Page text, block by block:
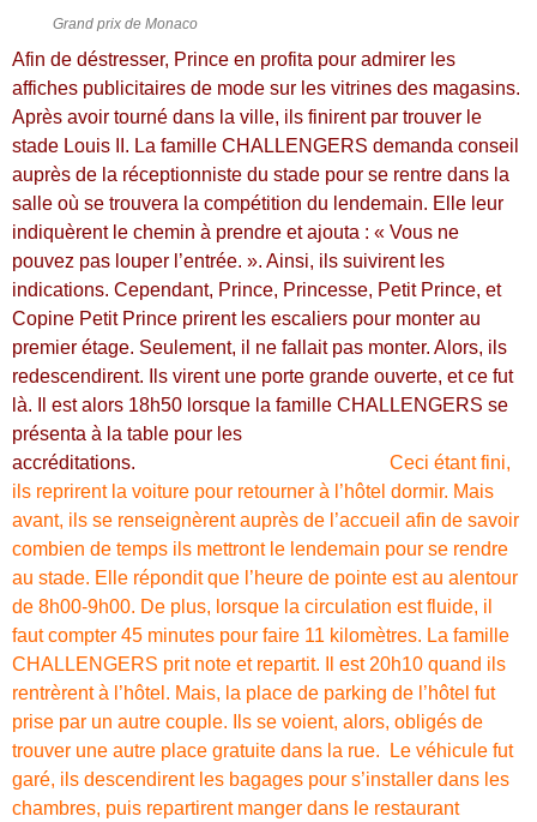
Grand prix de Monaco
Afin de déstresser, Prince en profita pour admirer les
affiches publicitaires de mode sur les vitrines des magasins.
Après avoir tourné dans la ville, ils finirent par trouver le
stade Louis II. La famille CHALLENGERS demanda conseil
auprès de la réceptionniste du stade pour se rentre dans la
salle où se trouvera la compétition du lendemain. Elle leur
indiquèrent le chemin à prendre et ajouta : « Vous ne
pouvez pas louper l’entrée. ». Ainsi, ils suivirent les
indications. Cependant, Prince, Princesse, Petit Prince, et
Copine Petit Prince prirent les escaliers pour monter au
premier étage. Seulement, il ne fallait pas monter. Alors, ils
redescendirent. Ils virent une porte grande ouverte, et ce fut
là. Il est alors 18h50 lorsque la famille CHALLENGERS se
présenta à la table pour les
accréditations.
Ceci étant fini,
ils reprirent la voiture pour retourner à l’hôtel dormir. Mais
avant, ils se renseignèrent auprès de l’accueil afin de savoir
combien de temps ils mettront le lendemain pour se rendre
au stade. Elle répondit que l’heure de pointe est au alentour
de 8h00-9h00. De plus, lorsque la circulation est fluide, il
faut compter 45 minutes pour faire 11 kilomètres. La famille
CHALLENGERS prit note et repartit. Il est 20h10 quand ils
rentrèrent à l’hôtel. Mais, la place de parking de l’hôtel fut
prise par un autre couple. Ils se voient, alors, obligés de
trouver une autre place gratuite dans la rue. Le véhicule fut
garé, ils descendirent les bagages pour s’installer dans les
chambres, puis repartirent manger dans le restaurant